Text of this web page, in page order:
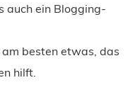
auch ein Blogging-
besten etwas, das
hilft.